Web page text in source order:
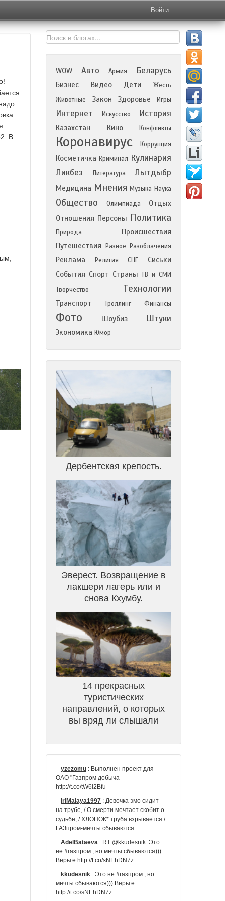
Войти
В
WOW Авто Армия Беларусь
Бизнес Видео Дети
Жесть
Животные
Закон Здоровье Игры
Интернет Искусство История
Казахстан Кино Конфликты
Коронавирус Коррупция
Косметичка Криминал Кулинария
Ликбез
Литература Лытдыбр
Медицина Мнения Музыка Наука
Общество Олимпиада
Отдых
Отношения Персоны Политика
Природа
Происшествия
Путешествия
Разное Разоблачения
Реклама Религия СНГ
Сиськи
События Спорт Страны ТВ и СМИ
Творчество
Технологии
Транспорт Троллинг Финансы
Фото Шоубиз Штуки
Экономика Юмор
Дербентская крепость.
Эверест. Возвращение в
лакшери лагерь или и
снова Кхумбу.
14 прекрасных
туристических
направлений, о которых
вы вряд ли слышали
yzezomu : Выполнен проект для
ОАО "Газпром добыча
http://t.co/tW6l2Bfu
IriMalaya1997 : Девочка эмо сидит
на трубе, / О смерти мечтает скобит о
судьбе, / ХЛОПОК* труба взрывается /
ГАЗпром-мечты сбываются
AdelBataeva : RT @kkudesnik: Это
не #газпром , но мечты сбываются)))
Верьте http://t.co/sNEhDN7z
kkudesnik : Это не #газпром , но
мечты сбываются))) Верьте
http://t.co/sNEhDN7z